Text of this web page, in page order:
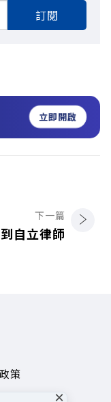
訂閱
立即開啟
下一篇
自立律師
策
×